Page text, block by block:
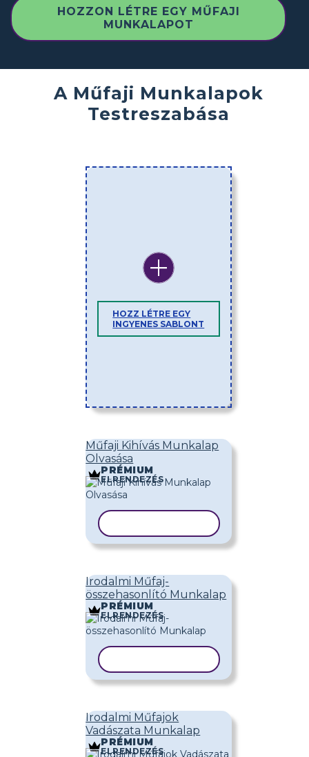
HOZZON LÉTRE EGY MŰFAJI
MUNKALAPOT
A Műfaji Munkalapok
Testreszabása
HOZZ LÉTRE EGY
INGYENES SABLONT
Műfaji Kihívás Munkalap
Olvasása
PRÉMIUM
ELRENDEZÉS
Irodalmi Műfaj-
összehasonlító Munkalap
PRÉMIUM
ELRENDEZÉS
Irodalmi Műfajok
Vadászata Munkalap
PRÉMIUM
ELRENDEZÉS